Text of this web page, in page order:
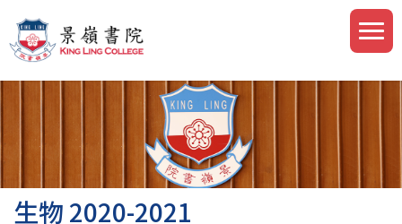
生物 2020-2021